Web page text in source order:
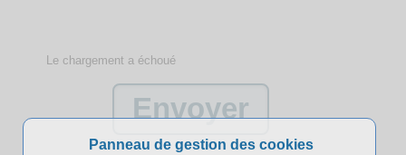
Le chargement a échoué
Panneau de gestion des cookies